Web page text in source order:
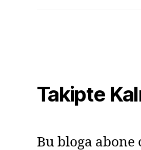
Takipte
Bu bloga abone